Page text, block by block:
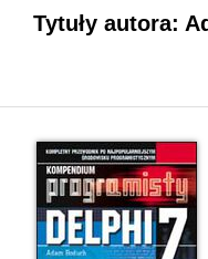
Tytuły autora: